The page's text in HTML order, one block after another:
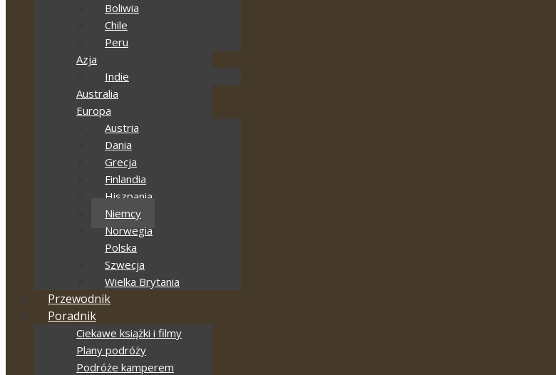
Boliwia
Chile
Peru
Azja
Indie
Australia
Europa
Austria
Dania
Grecja
Finlandia
Hiszpania
Niemcy
Norwegia
Polska
Szwecja
Wielka Brytania
Przewodnik
Poradnik
Ciekawe książki i filmy
Plany podróży
Podróże kamperem